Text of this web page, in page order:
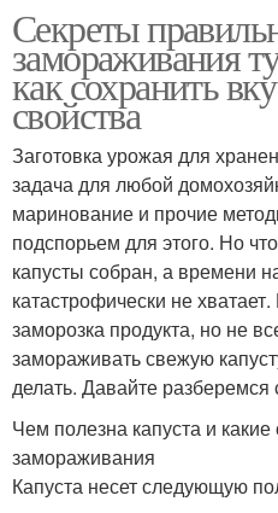
Секреты
замораживания
как сохранить
свойства
Заготовка урожая для
задача для любой
маринование и прочие
подспорьем для этого. Но
капусты собран, а времени
катастрофически не
заморозка продукта, но не
замораживать свежую
делать. Давайте
Чем полезна капуста и
замораживания
Капуста несет следующую